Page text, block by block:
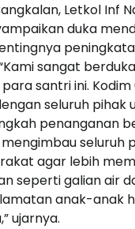
Letkol Inf
duka
sangat
santri ini.
seluruh pihak
penanganan
seluruh
agar lebih
seperti galian air
anak-anak
ujarnya.